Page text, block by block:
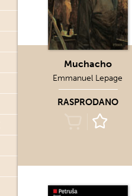
Muchacho
Emmanuel Lepage
RASPRODANO